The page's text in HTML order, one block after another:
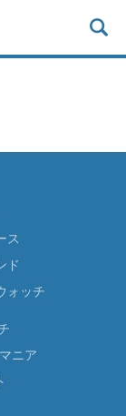
ス
ド
ォッチ
ニア